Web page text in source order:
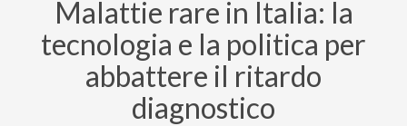
Malattie rare in Italia: la
tecnologia e la politica per
abbattere il ritardo
diagnostico